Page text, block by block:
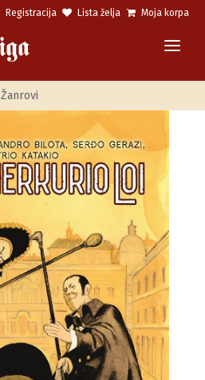
Registracija Lista želja Moja korpa
Žanrovi